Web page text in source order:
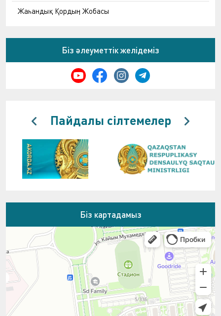
Жаһандық Қордың Жобасы
Біз әлеуметтік желідеміз
Пайдалы сілтемелер
Біз картадамыз